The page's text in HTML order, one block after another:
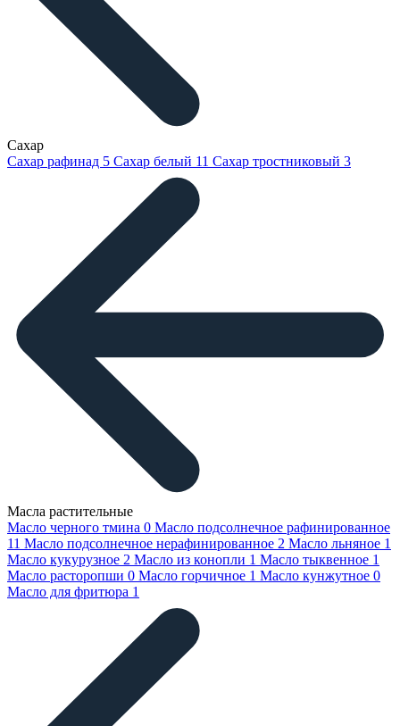
Сахар
Сахар рафинад 5 Сахар белый 11 Сахар тростниковый 3
Масла растительные
Масло черного тмина 0 Масло подсолнечное рафинированное
11 Масло подсолнечное нерафинированное 2 Масло льняное 1
Масло кукурузное 2 Масло из конопли 1 Масло тыквенное 1
Масло расторопши 0 Масло горчичное 1 Масло кунжутное 0
Масло для фритюра 1